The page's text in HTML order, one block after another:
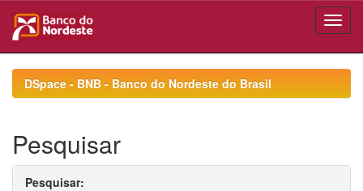
navigationDSpace - BNB - Banco do Nordeste do Brasil
Pesquisar
Pesquisar: